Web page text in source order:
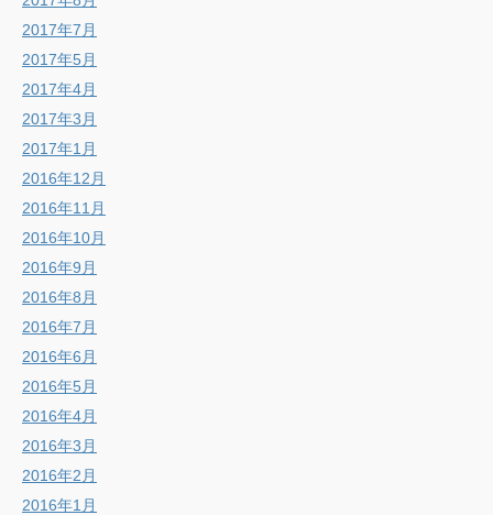
2017年7月
2017年5月
2017年4月
2017年3月
2017年1月
2016年12月
2016年11月
2016年10月
2016年9月
2016年8月
2016年7月
2016年6月
2016年5月
2016年4月
2016年3月
2016年2月
2016年1月